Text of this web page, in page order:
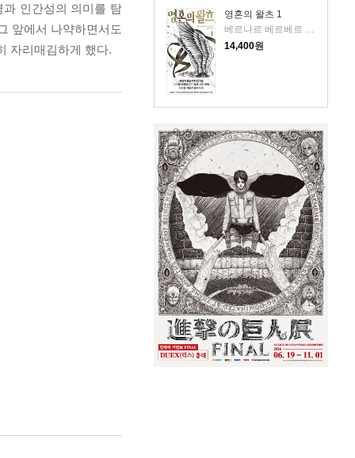
영혼의 왈츠 1
14,400원
인간성의 의미를 탐
앞에서 나약하면서도
자리매김하게 했다.